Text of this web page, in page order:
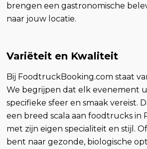
brengen een gastronomische
naar jouw locatie.
Variëteit en Kwaliteit
Bij FoodtruckBooking.com staat
We begrijpen dat elk evenement
specifieke sfeer en smaak vereist.
een breed scala aan foodtrucks in
met zijn eigen specialiteit en stijl.
bent naar gezonde, biologische